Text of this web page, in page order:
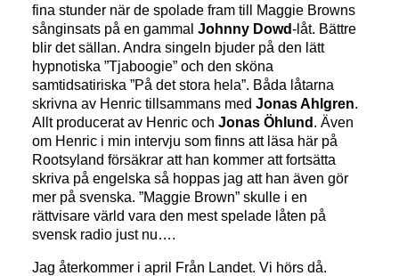
fina stunder när de spolade fram till Maggie Browns
sånginsats på en gammalJohnny Dowd-låt. Bättre
blir det sällan. Andra singeln bjuder på den lätt
hypnotiska ”Tjaboogie” och den sköna
samtidsatiriska ”På det stora hela”. Båda låtarna
skrivna av Henric tillsammans medJonas Ahlgren.
Allt producerat av Henric ochJonas Öhlund . Även
om Henric i min intervju som finns att läsa här på
Rootsyland försäkrar att han kommer att fortsätta
skriva på engelska så hoppas jag att han även gör
mer på svenska. ”Maggie Brown” skulle i en
rättvisare värld vara den mest spelade låten på
svensk radio just nu….
Jag återkommer i april Från Landet. Vi hörs då.